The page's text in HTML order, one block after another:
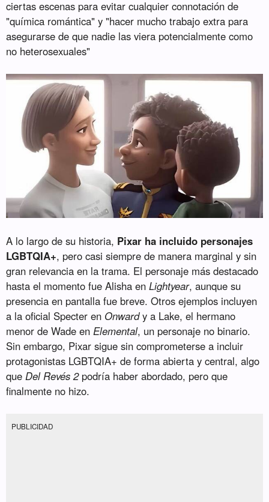
ciertas escenas para evitar cualquier connotación de
"química romántica" y "hacer mucho trabajo extra para
asegurarse de que nadie las viera potencialmente como
no heterosexuales"
A lo largo de su historia, Pixar ha incluido personajes
LGBTQIA+, pero casi siempre de manera marginal y sin
gran relevancia en la trama. El personaje más destacado
hasta el momento fue Alisha enLightyear, aunque su
presencia en pantalla fue breve. Otros ejemplos incluyen
a la oficial Specter en Onwardy a Lake, el hermano
menor de Wade en Elemental, un personaje no binario.
Sin embargo, Pixar sigue sin comprometerse a incluir
protagonistas LGBTQIA+ de forma abierta y central, algo
que Del Revés 2podría haber abordado, pero que
finalmente no hizo.
PUBLICIDAD